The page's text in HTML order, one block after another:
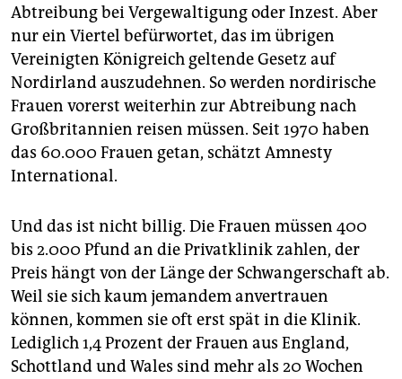
Abtreibung bei Vergewaltigung oder Inzest. Aber
nur ein Viertel befürwortet, das im übrigen
Vereinigten Königreich geltende Gesetz auf
Nordirland auszudehnen. So werden nordirische
Frauen vorerst weiterhin zur Abtreibung nach
Großbritannien reisen müssen. Seit 1970 haben
das 60.000 Frauen getan, schätzt Amnesty
International.
Und das ist nicht billig. Die Frauen müssen 400
bis 2.000 Pfund an die Privatklinik zahlen, der
Preis hängt von der Länge der Schwangerschaft ab.
Weil sie sich kaum jemandem anvertrauen
können, kommen sie oft erst spät in die Klinik.
Lediglich 1,4 Prozent der Frauen aus England,
Schottland und Wales sind mehr als 20 Wochen